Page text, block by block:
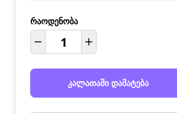
რაოდენობა
კალათაში დამატება